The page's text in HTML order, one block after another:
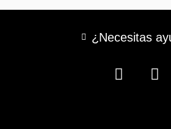
¿Necesitas